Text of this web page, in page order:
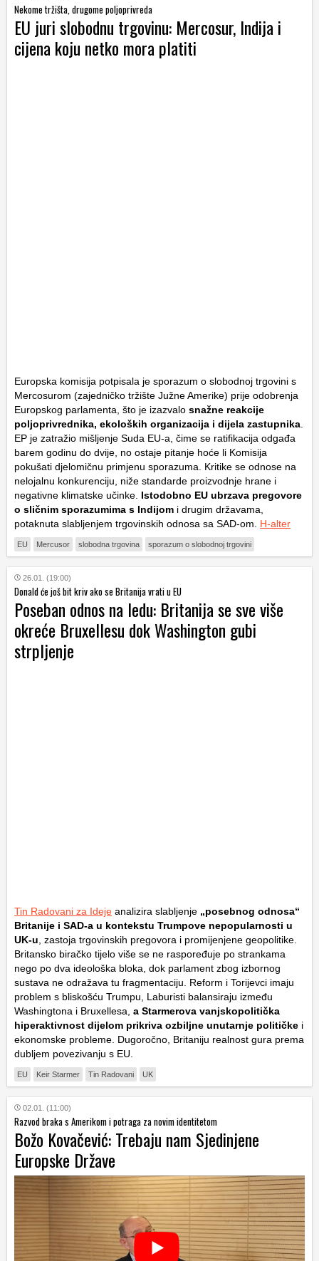
Nekome tržišta, drugome poljoprivreda
EU juri slobodnu trgovinu: Mercosur, Indija i
cijena koju netko mora platiti
Europska komisija potpisala je sporazum o slobodnoj trgovini s
Mercosurom (zajedničko tržište Južne Amerike) prije odobrenja
Europskog parlamenta, što je izazvalo snažne reakcije
poljoprivrednika, ekoloških organizacija i dijela zastupnika
EP je zatražio mišljenje Suda EU-a, čime se ratifikacija odgađa
barem godinu do dvije, no ostaje pitanje hoće li Komisija
pokušati djelomičnu primjenu sporazuma. Kritike se odnose na
nelojalnu konkurenciju, niže standarde proizvodnje hrane i
negativne klimatske učinke. Istodobno EU ubrzava pregovore
o sličnim sporazumima s Indijom i drugim državama,
potaknuta slabljenjem trgovinskih odnosa sa SAD-om. H-alter
EU Mercusor slobodna trgovina sporazum o slobodnoj trgovini
26.01. (19:00)
Donald će još bit kriv ako se Britanija vrati u EU
Poseban odnos na ledu: Britanija se sve više
okreće Bruxellesu dok Washington gubi
strpljenje
Tin Radovani za Ideje analizira slabljenje „posebnog odnosa“
Britanije i SAD-a u kontekstu Trumpove nepopularnosti u
UK-u , zastoja trgovinskih pregovora i promijenjene geopolitike.
Britansko biračko tijelo više se ne raspoređuje po strankama
nego po dva ideološka bloka, dok parlament zbog izbornog
sustava ne odražava tu fragmentaciju. Reform i Torijevci imaju
problem s bliskošću Trumpu, Laburisti balansiraju između
Washingtona i Bruxellesa, a Starmerova vanjskopolitička
hiperaktivnost dijelom prikriva ozbiljne unutarnje političke i
ekonomske probleme. Dugoročno, Britaniju realnost gura prema
dubljem povezivanju s EU.
EU Keir Starmer Tin Radovani UK
02.01. (11:00)
Razvod braka s Amerikom i potraga za novim identitetom
Božo Kovačević: Trebaju nam Sjedinjene
Europske Države